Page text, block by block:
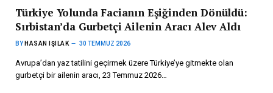
Türkiye Yolunda Facianın Eşiğinden Dönüldü:
Sırbistan’da Gurbetçi Ailenin Aracı Alev Aldı
BY HASAN IŞILAK 30 TEMMUZ 2026
Avrupa’dan yaz tatilini geçirmek üzere Türkiye’ye gitmekte olan
gurbetçi bir ailenin aracı, 23 Temmuz 2026…